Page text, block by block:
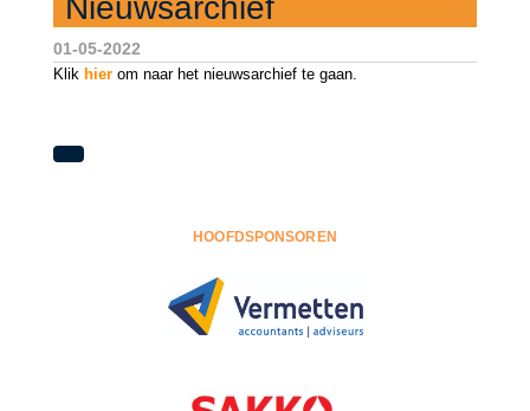
Nieuwsarchief
01-05-2022
Klik hier om naar het nieuwsarchief te gaan.
HOOFDSPONSOREN